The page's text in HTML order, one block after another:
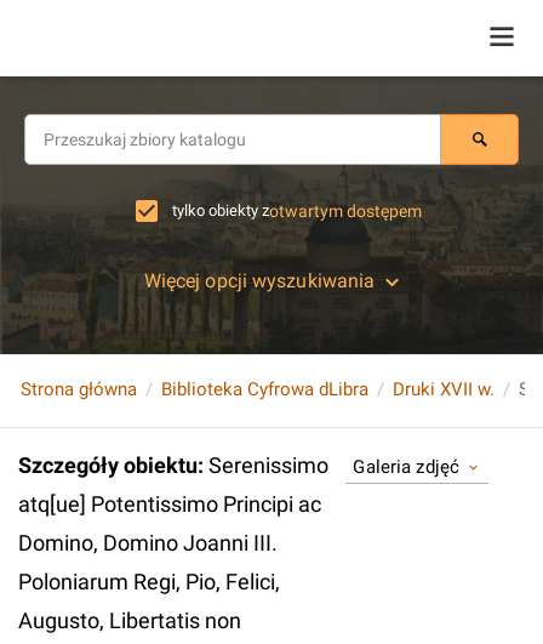
tylko obiekty zotwartym dostępem
Więcej opcji wyszukiwania
Strona główna Biblioteka Cyfrowa dLibra Druki XVII w.
Szczegóły obiektu: Serenissimo
atq[ue] Potentissimo Principi ac
Domino, Domino Joanni III.
Poloniarum Regi, Pio, Felici,
Augusto, Libertatis non
Galeria zdjęć